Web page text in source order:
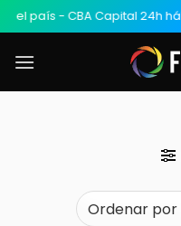
- CBA Capital 24h hábiles